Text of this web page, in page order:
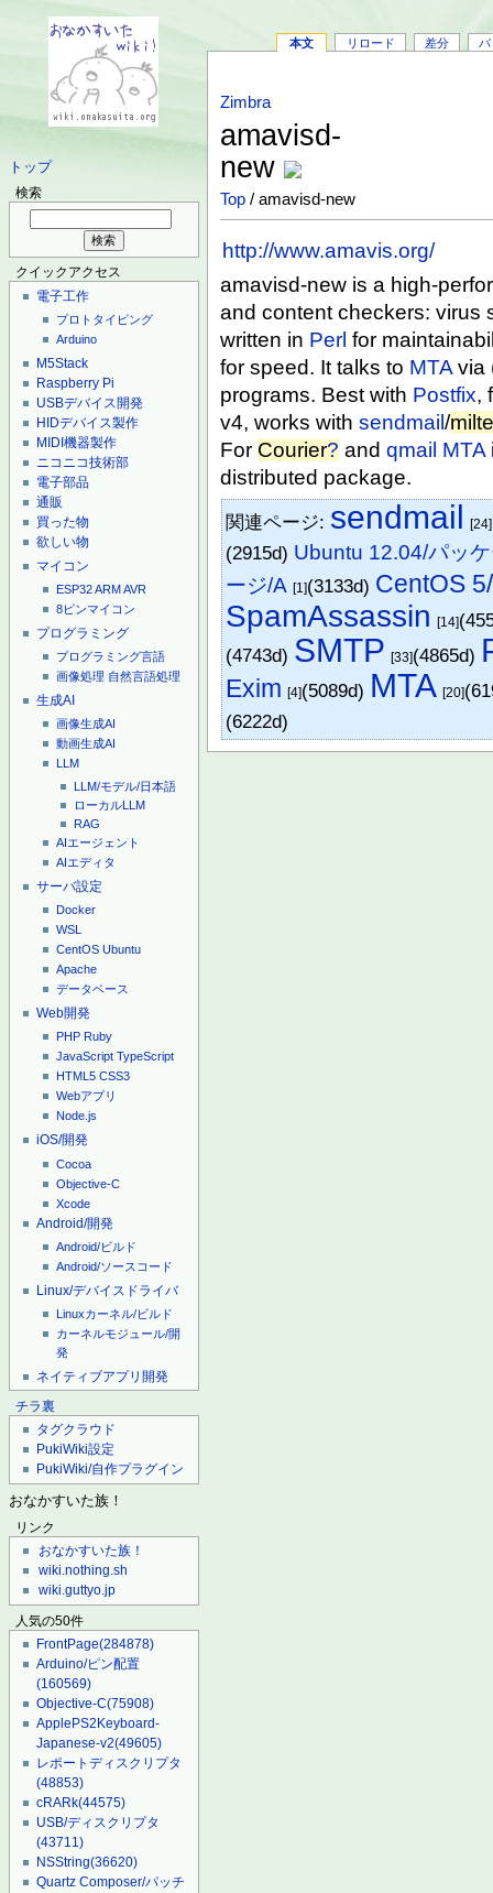
トップ
検索
クイックアクセス
電子工作
プロトタイピング
Arduino
M5Stack
Raspberry Pi
USBデバイス開発
HIDデバイス製作
MIDI機器製作
ニコニコ技術部
電子部品
通販
買った物
欲しい物
マイコン
ESP32ARMAVR
8ピンマイコン
プログラミング
プログラミング言語
画像処理 自然言語処理
生成AI
画像生成AI
動画生成AI
LLM
LLM/モデル/日本語
ローカルLLM
RAG
AIエージェント
AIエディタ
サーバ設定
Docker
WSL
CentOS Ubuntu
Apache
データベース
Web開発
PHP Ruby
JavaScript TypeScript
HTML5 CSS3
Webアプリ
Node.js
iOS/開発
Cocoa
Objective-C
Xcode
Android/開発
Android/ビルド
Android/ソースコード
Linux/デバイスドライバ
Linuxカーネル/ビルド
カーネルモジュール/開
発
ネイティブアプリ開発
チラ裏
タグクラウド
PukiWiki設定
PukiWiki/自作プラグイン
おなかすいた族！
リンク
おなかすいた族！
wiki.nothing.sh
wiki.guttyo.jp
人気の50件
FrontPage(284878)
Arduino/ピン配置
(160569)
Objective-C(75908)
ApplePS2Keyboard-
Japanese-v2(49605)
レポートディスクリプタ
(48853)
cRARk(44575)
USB/ディスクリプタ
(43711)
NSString(36620)
Quartz Composer/パッチ
本文 リロード 差分 バ
Zimbra
amavisd-
new
Top / amavisd-new
http://www.amavis.org/
amavisd-new is a high-
and content checkers: virus
written in Perl for
for speed. It talks to MTA via
programs. Best with Postfix,
v4, works withsendmail/
For Courier? andqmail MTA
distributed package.
関連ページ: sendmail [24]
(2915d) Ubuntu 12.04/パッ
ージ/A [1](3133d) CentOS
SpamAssassin [14]
(4743d) SMTP [33](4865d)
Exim [4](5089d) MTA [20]
(6222d)